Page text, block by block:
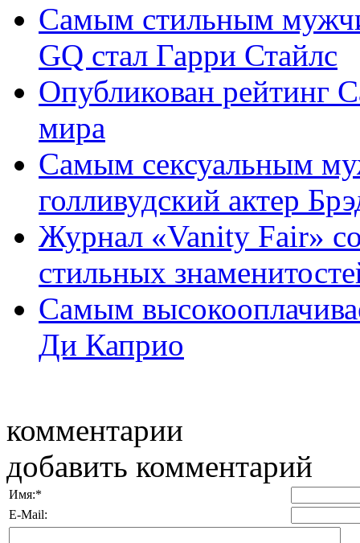
Самым стильным
GQ стал Гарри Стайлс
Опубликован рейтинг
мира
Самым сексуальным
голливудский актер
Журнал «Vanity Fair»
стильных
Самым
Ди Каприо
комментарии
добавить комментарий
Имя:*
E-Mail: